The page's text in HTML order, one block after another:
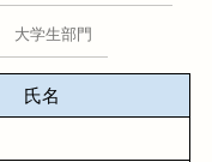
大学生部門
氏名